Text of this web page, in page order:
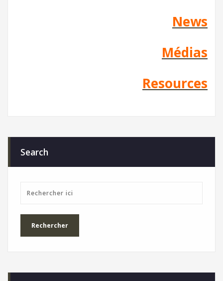
News
Médias
Resources
Search